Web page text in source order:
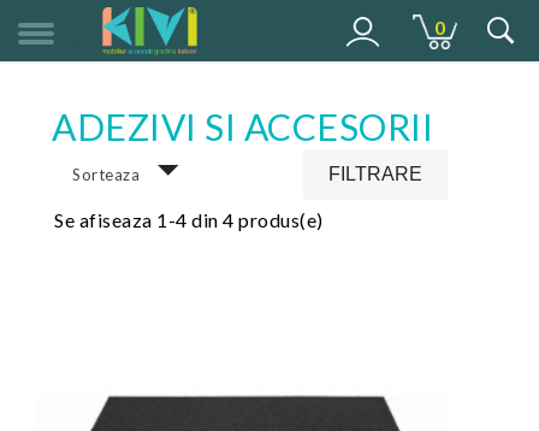
0
ADEZIVI SI ACCESORII
Sorteaza FILTRARE
Se afiseaza 1-4 din 4 produs(e)